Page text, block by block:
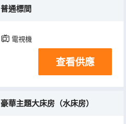
普通標間
電視機
查看供應
豪華主題大床房（水床房）